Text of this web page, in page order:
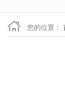
您的位置：